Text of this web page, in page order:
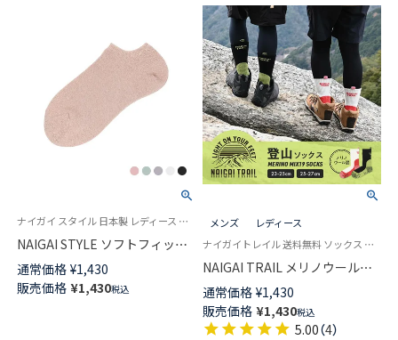
ナイガイ スタイル 日本製 レディース ソックス 靴下
NAIGAI STYLE ソフトフィット
ラメ スニーカー丈 レディース
ソックス 03098050
通常価格 ¥1,430
販売価格 ¥1,430税込
メンズ
レディース
ナイガイトレイル 送料無料 ソックス 山登り トレッキング ロングトレイル 富士登山 パイル編
NAIGAI TRAIL メリノウール混
2重リブ 登山用靴下 総パイル 足
口ループ付 クルー丈 足底滑り
止め付き 90370007
通常価格 ¥1,430
販売価格 ¥1,430税込
5.00（4）